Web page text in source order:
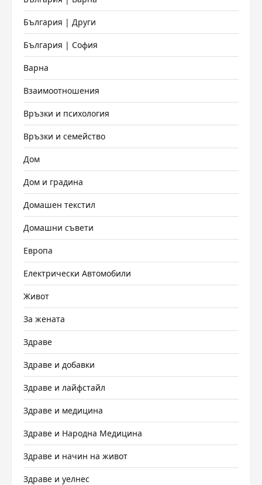
България | Други
България | София
Варна
Взаимоотношения
Връзки и психология
Връзки и семейство
Дом
Дом и градина
Домашен текстил
Домашни съвети
Европа
Електрически Автомобили
Живот
За жената
Здраве
Здраве и добавки
Здраве и лайфстайл
Здраве и медицина
Здраве и Народна Медицина
Здраве и начин на живот
Здраве и уелнес